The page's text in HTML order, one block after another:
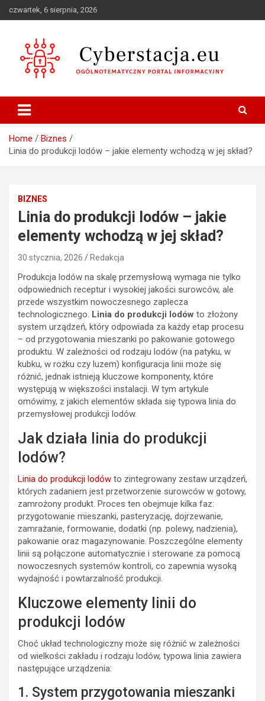
to
czwartek, 6 sierpnia, 2026
Cyberstacja.eu
Home
Biznes
Linia do produkcji lodów – jakie elementy wchodzą w jej skład?
BIZNES
Linia do produkcji lodów – jakie
elementy wchodzą w jej skład?
30 stycznia, 2026 Redakcja
Produkcja lodów na skalę przemysłową wymaga nie tylko
odpowiednich receptur i wysokiej jakości surowców, ale
przede wszystkim nowoczesnego zaplecza
technologicznego. Linia do produkcji lodów to złożony
system urządzeń, który odpowiada za każdy etap procesu
– od przygotowania mieszanki po pakowanie gotowego
produktu. W zależności od rodzaju lodów (na patyku, w
kubku, w rożku czy luzem) konfiguracja linii może się
różnić, jednak istnieją kluczowe komponenty, które
występują w większości instalacji. W tym artykule
omówimy, z jakich elementów składa się typowa linia do
przemysłowej produkcji lodów.
Jak działa linia do produkcji
lodów?
Linia do produkcji lodów to zintegrowany zestaw urządzeń,
których zadaniem jest przetworzenie surowców w gotowy,
zamrożony produkt. Proces ten obejmuje kilka faz:
przygotowanie mieszanki, pasteryzację, dojrzewanie,
zamrażanie, formowanie, dodatki (np. polewy, nadzienia),
pakowanie oraz magazynowanie. Poszczególne elementy
linii są połączone automatycznie i sterowane za pomocą
nowoczesnych systemów kontroli, co zapewnia wysoką
wydajność i powtarzalność produkcji.
Kluczowe elementy linii do
produkcji lodów
Choć układ technologiczny może się różnić w zależności
od wielkości zakładu i rodzaju lodów, typowa linia zawiera
następujące urządzenia:
1. System przygotowania mieszanki